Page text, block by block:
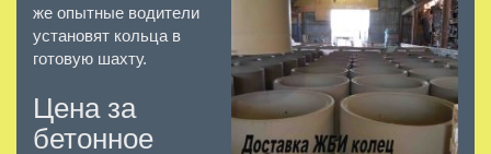
же опытные водители
установят кольца в
готовую шахту.
Цена за
бетонное